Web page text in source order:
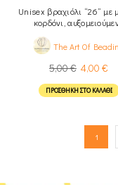
Unisex βραχιόλι “26” με
κορδόνι,
The Art Of
5,00€ 4,00 €
ΠΡΟΣΘΉΚΗ ΣΤΟ ΚΑΛΆΘΙ
1